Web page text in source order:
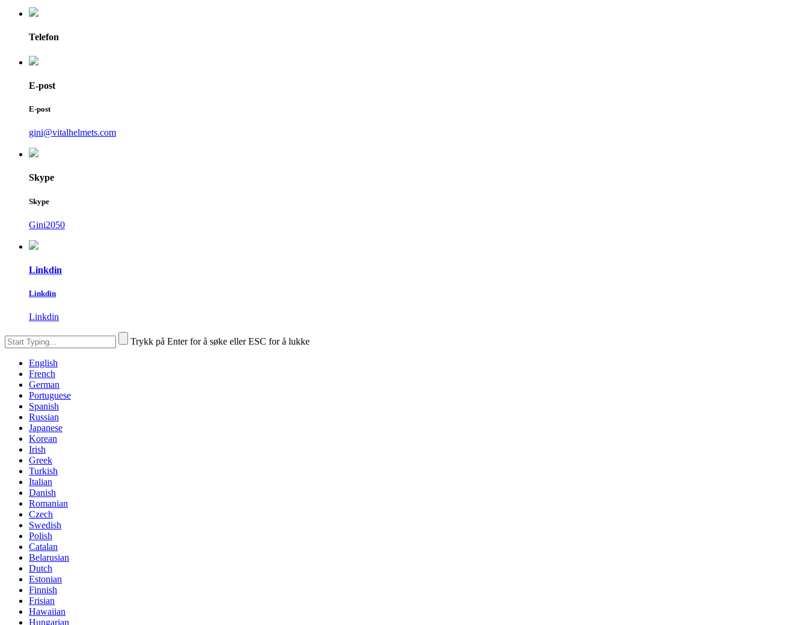
Telefon
E-post
E-post
gini@vitalhelmets.com
Skype
Skype
Gini2050
Linkdin
Linkdin
Linkdin
Trykk på Enter for å søke eller ESC for å lukke
English
French
German
Portuguese
Spanish
Russian
Japanese
Korean
Irish
Greek
Turkish
Italian
Danish
Romanian
Czech
Swedish
Polish
Catalan
Belarusian
Dutch
Estonian
Finnish
Frisian
Hawaiian
Hungarian